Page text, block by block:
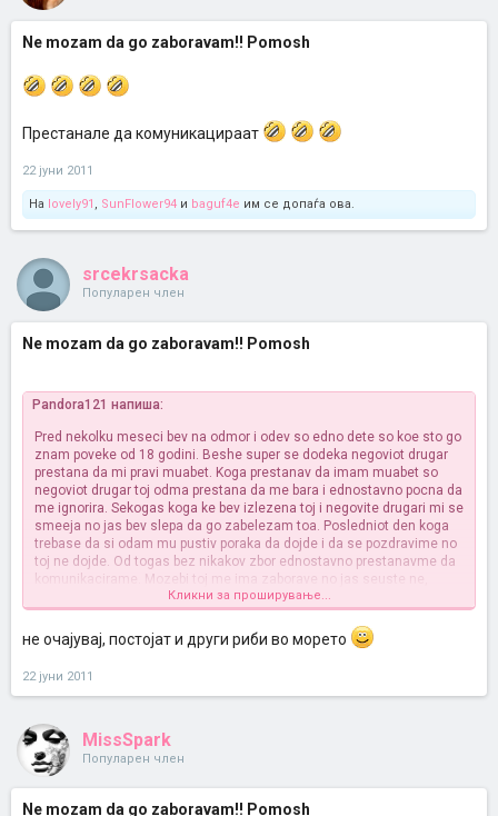
Ne mozam da go zaboravam!! Pomosh
Престанале да комуникацираат
22 јуни 2011
На lovely91 , SunFlower94 и baguf4e им се допаѓа ова.
srcekrsacka
Популарен член
Ne mozam da go zaboravam!! Pomosh
Pandora121 напиша:
Pred nekolku meseci bev na odmor i odev so edno dete so koe sto go
znam poveke od 18 godini. Beshe super se dodeka negoviot drugar
prestana da mi pravi muabet. Koga prestanav da imam muabet so
negoviot drugar toj odma prestana da me bara i ednostavno pocna da
me ignorira. Sekogas koga ke bev izlezena toj i negovite drugari mi se
smeeja no jas bev slepa da go zabelezam toa. Posledniot den koga
trebase da si odam mu pustiv poraka da dojde i da se pozdravime no
toj ne dojde. Od togas bez nikakov zbor ednostavno prestanavme da
komunikacirame. Mozebi toj me ima zaborave no jas seuste ne,
sekoj den mislam na nego iako 10 meseci pominaa. Ne znam sto da
napravam poveke.
Кликни за проширување...
не очајувај, постојат и други риби во морето
22 јуни 2011
MissSpark
Популарен член
Ne mozam da go zaboravam!! Pomosh